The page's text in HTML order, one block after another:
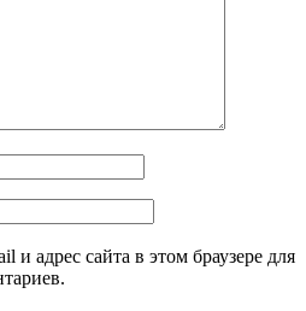
и адрес сайта в этом браузере для